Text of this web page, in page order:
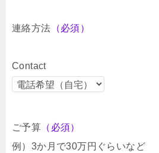
連絡方法 （必須）
Contact
ご予算 （必須）
例）3か月で30万円ぐらいなど